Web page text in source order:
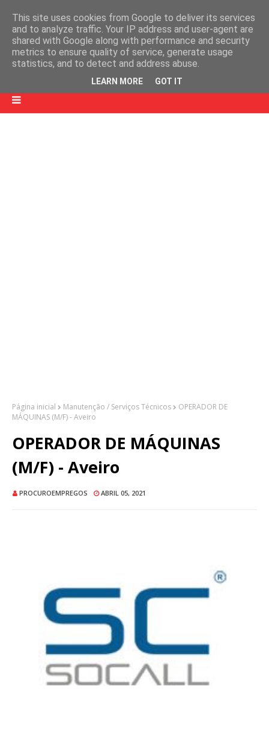
Página inicial Manutenção / Serviços Técnicos
OPERADOR DE
MÁQUINAS (M/F) - Aveiro
OPERADOR DE MÁQUINAS
(M/F) - Aveiro
PROCUROEMPREGOS ABRIL 05, 2021
This site uses cookies from Google to deliver its services
and to analyze traffic. Your IP address and user-agent are
shared with Google along with performance and security
metrics to ensure quality of service, generate usage
statistics, and to detect and address abuse.
LEARN MORE GOT IT